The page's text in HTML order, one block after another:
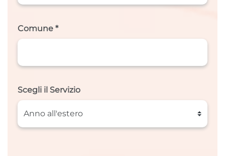
Comune *
Scegli il Servizio